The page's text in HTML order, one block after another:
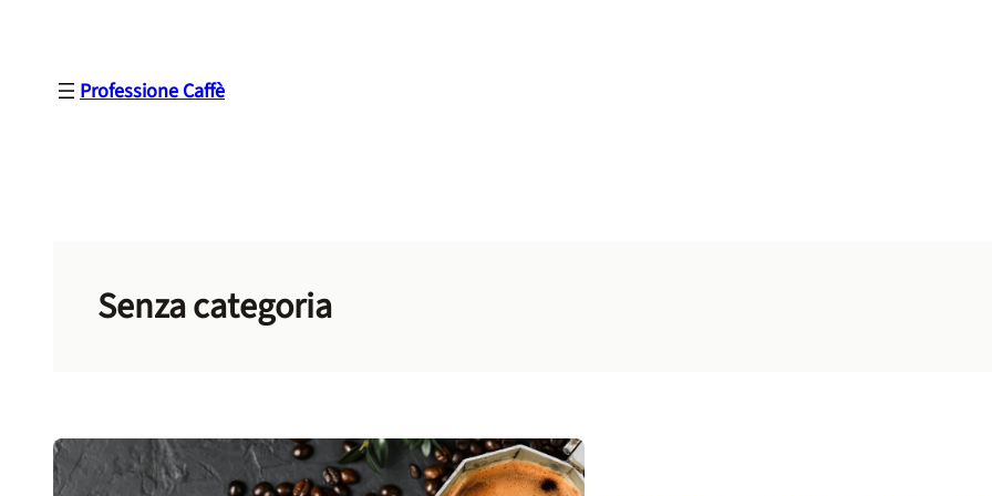
contenutoProfessione Caffè
Senza categoria